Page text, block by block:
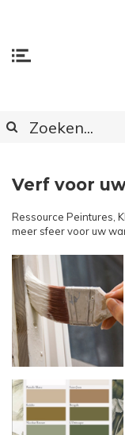
Verf voor
Ressource Peintures,
meer sfeer voor uw